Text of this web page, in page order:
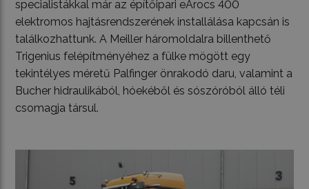
specialistákkal már az építőipari eArocs 400
elektromos hajtásrendszerének installálása kapcsán is
találkozhattunk. A Meiller háromoldalra billenthető
Trigenius felépítményéhez a fülke mögött egy
tekintélyes méretű Palfinger önrakodó daru, valamint a
Bucher hidraulikából, hóekéből és sószóróból álló téli
csomagja társul.